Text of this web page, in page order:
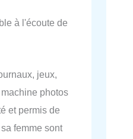
à l'écoute de
jeux,
photos
et permis de
femme sont